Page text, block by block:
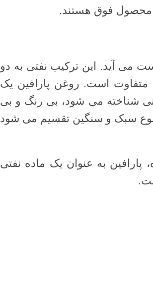
محصول فوق هستند.
می آید. این ترکیب نفتی به دو
متفاوت است. روغن پارافین یک
شناخته می شود، بی رنگ و بی
نوع سبک و سنگین تقسیم می شود
پارافین به عنوان یک ماده نفتی